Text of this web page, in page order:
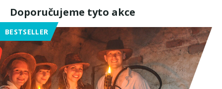
Doporučujeme tyto akce
BESTSELLER